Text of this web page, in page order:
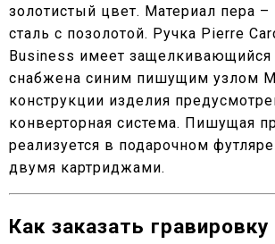
золотистый цвет. Материал пера
сталь с позолотой. Ручка Pierre
Business имеет защелкивающийся
снабжена синим пишущим узлом
конструкции изделия
конверторная система. Пишущая
реализуется в подарочном
двумя картриджами.
Как заказать гравировку